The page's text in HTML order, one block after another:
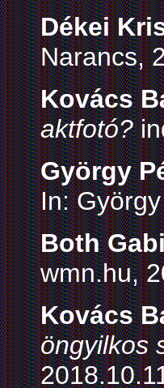
Dékei
Narancs,
Kovács
aktfotó?
György
In:
Both
wmn.hu,
Kovács
öngyilkos